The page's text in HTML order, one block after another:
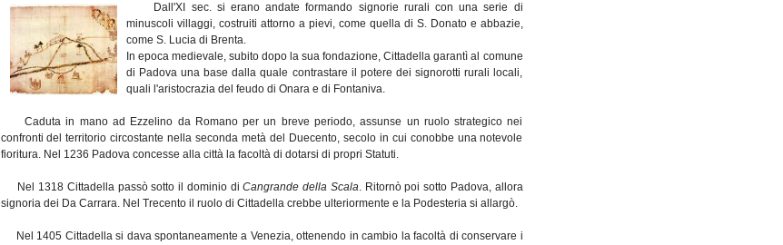
Dall'XI sec. si erano andate formando signorie rurali con una serie di
minuscoli villaggi, costruiti attorno a pievi, come quella di S. Donato e abbazie,
come S. Lucia di Brenta.
In epoca medievale, subito dopo la sua fondazione, Cittadella garantì al comune
di Padova una base dalla quale contrastare il potere dei signorotti rurali locali,
quali l'aristocrazia del feudo di Onara e di Fontaniva.
Caduta in mano ad Ezzelino da Romano per un breve periodo, assunse un ruolo strategico nei
confronti del territorio circostante nella seconda metà del Duecento, secolo in cui conobbe una notevole
fioritura. Nel 1236 Padova concesse alla città la facoltà di dotarsi di propri Statuti.
Nel 1318 Cittadella passò sotto il dominio diCangrande della Scala. Ritornò poi sotto Padova, allora
signoria dei Da Carrara. Nel Trecento il ruolo di Cittadella crebbe ulteriormente e la Podesteria si allargò.
Nel 1405 Cittadella si dava spontaneamente a Venezia, ottenendo in cambio la facoltà di conservare i